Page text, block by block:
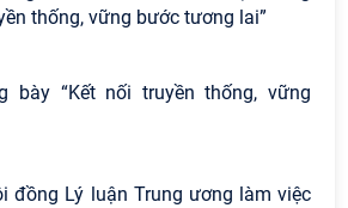
thống, vững bước tương lai”
bày “Kết nối truyền thống, vững
đồng Lý luận Trung ương làm việc
học xã hội Việt
định về